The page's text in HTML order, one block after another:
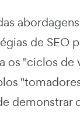
de SEO
os "ciclos de
demonstrar